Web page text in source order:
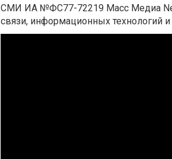
СМИ ИА №ФС77-72219 Масс Медиа
связи, информационных технологий